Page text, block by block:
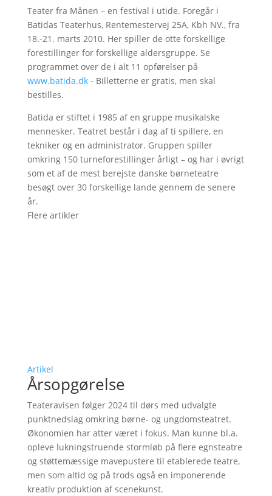
Teater fra Månen – en festival i utide. Foregår i
Batidas Teaterhus, Rentemestervej 25A, Kbh NV., fra
18.-21. marts 2010. Her spiller de otte forskellige
forestillinger for forskellige aldersgruppe. Se
programmet over de i alt 11 opførelser på
www.batida.dk- Billetterne er gratis, men skal
bestilles.
Batida er stiftet i 1985 af en gruppe musikalske
mennesker. Teatret består i dag af ti spillere, en
tekniker og en administrator. Gruppen spiller
omkring 150 turneforestillinger årligt – og har i øvrigt
som et af de mest berejste danske børneteatre
besøgt over 30 forskellige lande gennem de senere
år.
Flere artikler
Artikel
Årsopgørelse
Teateravisen følger 2024 til dørs med udvalgte
punktnedslag omkring børne- og ungdomsteatret.
Økonomien har atter været i fokus. Man kunne bl.a.
opleve lukningstruende stormløb på flere egnsteatre
og støttemæssige mavepustere til etablerede teatre,
men som altid og på trods også en imponerende
kreativ produktion af scenekunst.